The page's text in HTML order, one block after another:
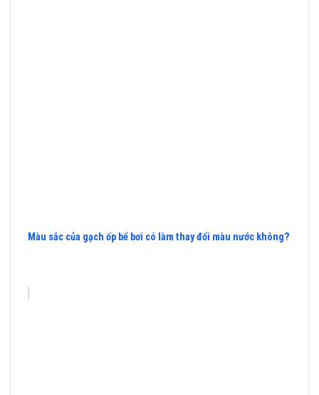
Màu sắc của gạch ốp bể bơi có làm thay đổi màu nước không?